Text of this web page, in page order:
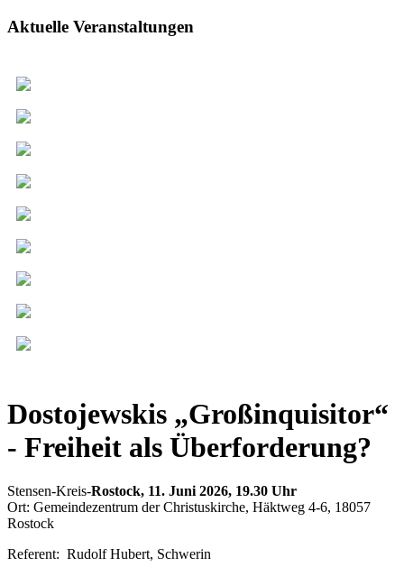
Aktuelle Veranstaltungen
Dostojewskis „Großinquisitor“
- Freiheit als Überforderung?
Stensen-Kreis-Rostock, 11. Juni 2026, 19.30 Uhr
Ort: Gemeindezentrum der Christuskirche, Häktweg 4-6, 18057
Rostock
Referent: Rudolf Hubert, Schwerin